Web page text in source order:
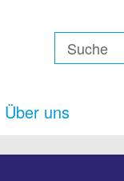
Über uns